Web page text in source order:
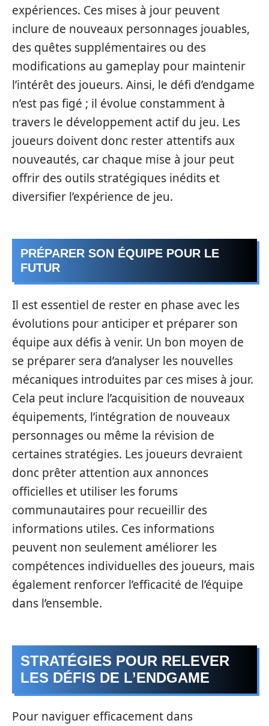
expériences. Ces mises à jour peuvent
inclure de nouveaux personnages jouables,
des quêtes supplémentaires ou des
modifications au gameplay pour maintenir
l’intérêt des joueurs. Ainsi, le défi d’endgame
n’est pas figé ; il évolue constamment à
travers le développement actif du jeu. Les
joueurs doivent donc rester attentifs aux
nouveautés, car chaque mise à jour peut
offrir des outils stratégiques inédits et
diversifier l’expérience de jeu.
PRÉPARER SON ÉQUIPE POUR LE
FUTUR
Il est essentiel de rester en phase avec les
évolutions pour anticiper et préparer son
équipe aux défis à venir. Un bon moyen de
se préparer sera d’analyser les nouvelles
mécaniques introduites par ces mises à jour.
Cela peut inclure l’acquisition de nouveaux
équipements, l’intégration de nouveaux
personnages ou même la révision de
certaines stratégies. Les joueurs devraient
donc prêter attention aux annonces
officielles et utiliser les forums
communautaires pour recueillir des
informations utiles. Ces informations
peuvent non seulement améliorer les
compétences individuelles des joueurs, mais
également renforcer l’efficacité de l’équipe
dans l’ensemble.
STRATÉGIES POUR RELEVER
LES DÉFIS DE L’ENDGAME
Pour naviguer efficacement dans